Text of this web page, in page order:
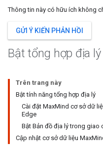
Thông tin này có hữu ích không
GỬI Ý KIẾN PHẢN HỒI
Bật tổng hợp địa
Trên trang này
Bật tính năng tổng hợp địa lý
Cài đặt MaxMind cơ sở dữ
Edge
Bật Bản đồ địa lý trong giao
Cập nhật cơ sở dữ liệu